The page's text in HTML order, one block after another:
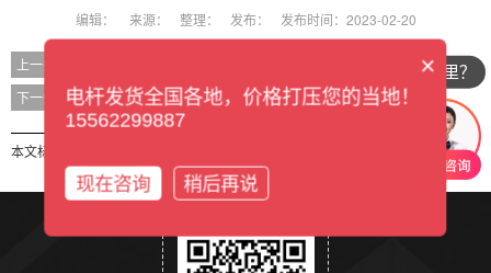
编辑： 来源： 整理： 发布： 发布时间：2023-02-20
上一条
下一条 定安水泥电线杆施工
本文标签：
你们公司在哪里？
×
电杆发货全国各地，价格打压您的当地！
15562299887
现在咨询 稍后再说